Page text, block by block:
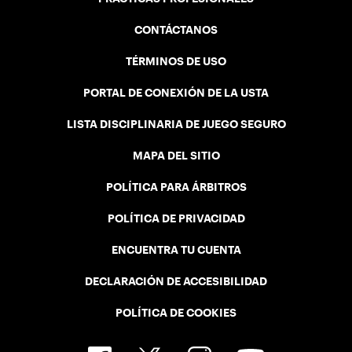
CONTÁCTANOS
TÉRMINOS DE USO
PORTAL DE CONEXIÓN DE LA USTA
LISTA DISCIPLINARIA DE JUEGO SEGURO
MAPA DEL SITIO
POLÍTICA PARA ÁRBITROS
POLÍTICA DE PRIVACIDAD
ENCUENTRA TU CUENTA
DECLARACIÓN DE ACCESIBILIDAD
POLÍTICA DE COOKIES